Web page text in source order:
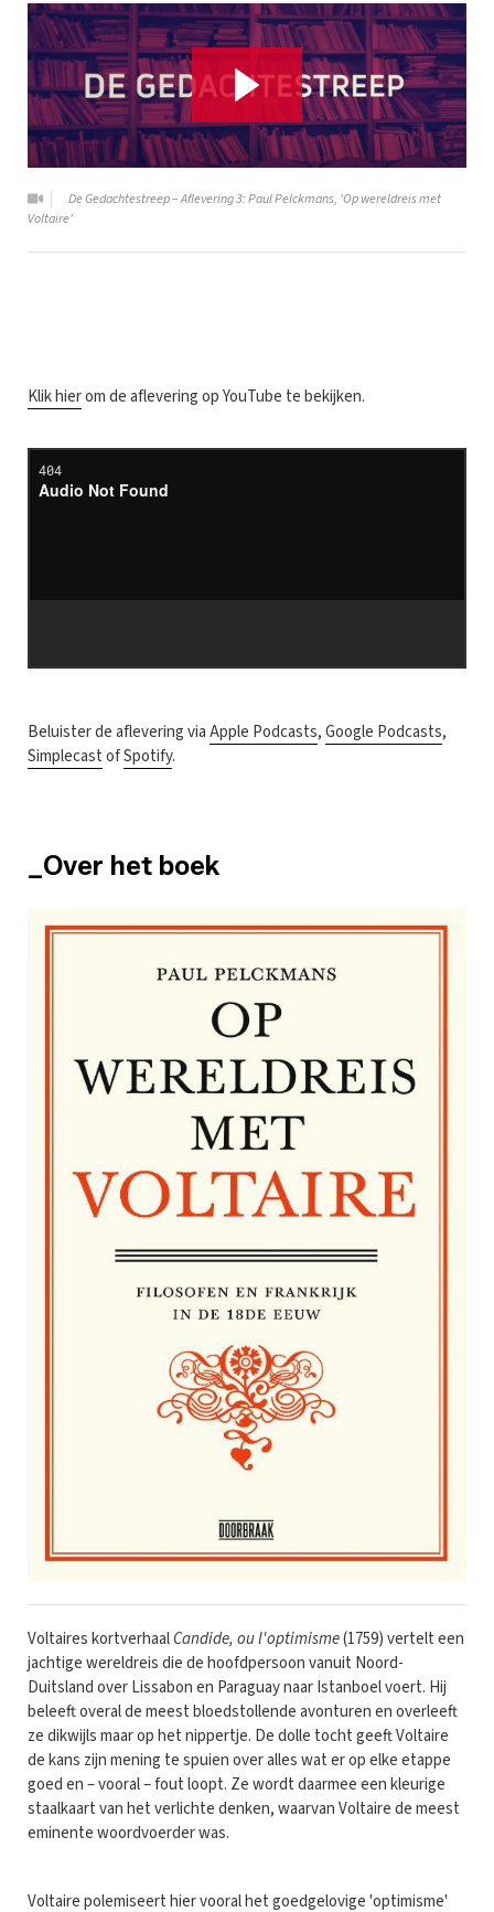
De Gedachtestreep – Aflevering 3: Paul Pelckmans, 'Op wereldreis met
Voltaire'
Klik hierom de aflevering op YouTube te bekijken.
Beluister de aflevering viaApple Podcasts,Google Podcasts,
SimplecastofSpotify.
_Over het boek
Voltaires kortverhaalCandide, ou l'optimisme(1759) vertelt een
jachtige wereldreis die de hoofdpersoon vanuit Noord-
Duitsland over Lissabon en Paraguay naar Istanboel voert. Hij
beleeft overal de meest bloedstollende avonturen en overleeft
ze dikwijls maar op het nippertje. De dolle tocht geeft Voltaire
de kans zijn mening te spuien over alles wat er op elke etappe
goed en – vooral – fout loopt. Ze wordt daarmee een kleurige
staalkaart van het verlichte denken, waarvan Voltaire de meest
eminente woordvoerder was.
Voltaire polemiseert hier vooral het goedgelovige 'optimisme'